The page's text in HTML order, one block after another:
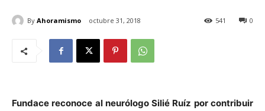
By Ahoramismo octubre 31, 2018 0
541
Fundace reconoce al neurólogo Silié Ruíz por contribuir